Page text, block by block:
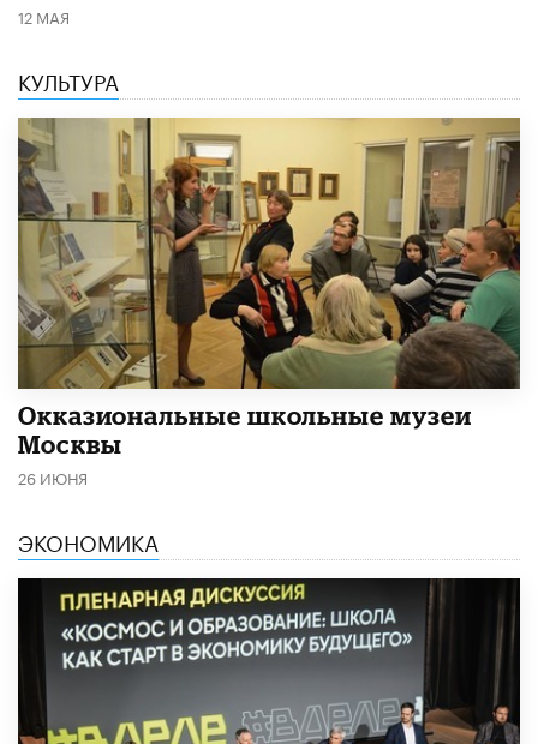
12 МАЯ
КУЛЬТУРА
​Окказиональные школьные музеи
Москвы
26 ИЮНЯ
ЭКОНОМИКА